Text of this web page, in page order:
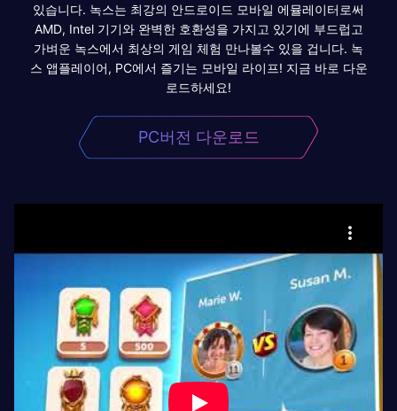
있습니다. 녹스는 최강의 안드로이드 모바일 에뮬레이터로써
AMD, Intel 기기와 완벽한 호환성을 가지고 있기에 부드럽고
가벼운 녹스에서 최상의 게임 체험 만나볼수 있을 겁니다. 녹
스 앱플레이어, PC에서 즐기는 모바일 라이프! 지금 바로 다운
로드하세요!
PC버전 다운로드